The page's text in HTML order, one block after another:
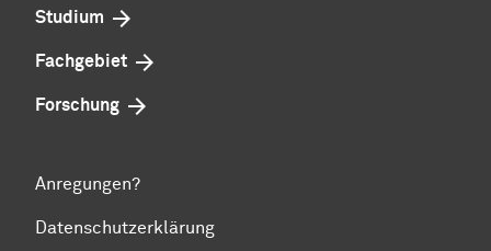
Studium
Fachgebiet
Forschung
Anregungen?
Datenschutzerklärung